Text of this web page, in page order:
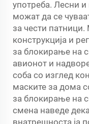
употреба. Лесни
можат да се
за чести
конструкција и
за блокирање на
авионот и
соба со изглед
маските за дома
за блокирање на
смена наведе
внатрешноста ја